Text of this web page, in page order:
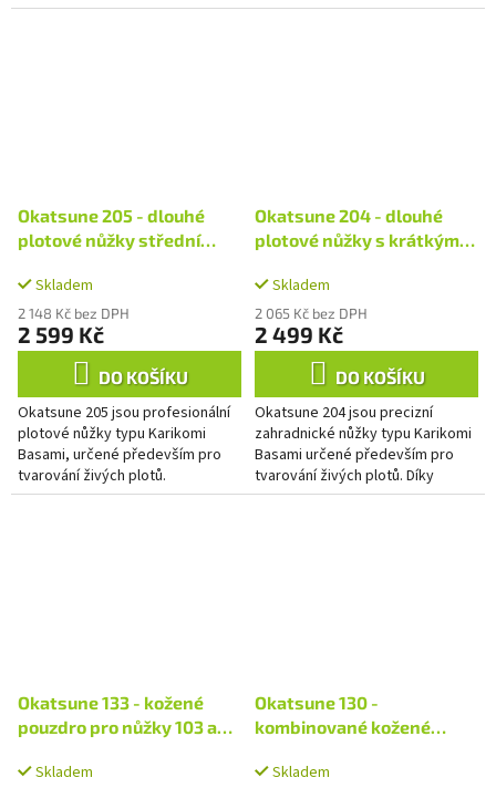
Kombinace velkých ostrých
výhonů. Nabízejí kombinaci
Okatsune 205 - dlouhé
plotové nůžky střední
Skladem
2 148 Kč bez DPH
2 599 Kč
DO KOŠÍKU
Okatsune 205 jsou profesionální
plotové nůžky typu Karikomi
Basami, určené především pro
tvarování živých plotů.
Kombinace středně velkých
Okatsune 204 - dlouhé
plotové nůžky s krátkými
Skladem
2 065 Kč bez DPH
2 499 Kč
DO KOŠÍKU
Okatsune 204 jsou precizní
zahradnické nůžky typu Karikomi
Basami určené především pro
tvarování živých plotů. Díky
ostrým čepelím a pevným
Okatsune 133 - kožené
pouzdro pro nůžky 103 a
Skladem
Okatsune 130 -
kombinované kožené
skládací pilku
Skladem